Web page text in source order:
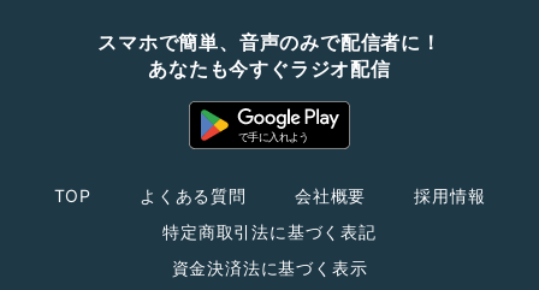
スマホで簡単、音声のみで配信者に！
あなたも今すぐラジオ配信
TOP よくある質問 会社概要
採用情報
特定商取引法に基づく表記
資金決済法に基づく表示